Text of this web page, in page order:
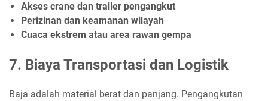
Akses crane dan trailer pengangkut
Perizinan dan keamanan wilayah
Cuaca ekstrem atau area rawan gempa
7. Biaya Transportasi dan Logistik
Baja adalah material berat dan panjang. Pengangkutan